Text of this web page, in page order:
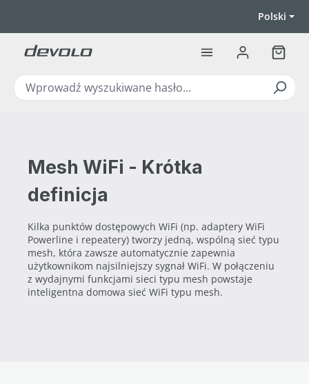
Polski
Mesh WiFi - Krótka
definicja
Kilka punktów dostępowych WiFi (np. adaptery WiFi
Powerline i repeatery) tworzy jedną, wspólną sieć typu
mesh, która zawsze automatycznie zapewnia
użytkownikom najsilniejszy sygnał WiFi. W połączeniu
z wydajnymi funkcjami sieci typu mesh powstaje
inteligentna domowa sieć WiFi typu mesh.